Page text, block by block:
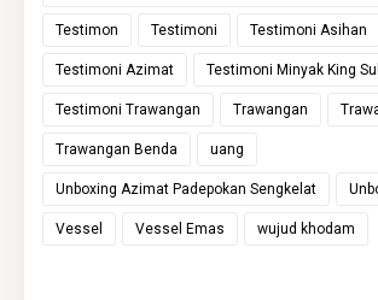
Testimon Testimoni Testimoni Asihan
Testimoni Azimat Testimoni Minyak King
Testimoni Trawangan Trawangan
Trawangan Benda uang
Unboxing Azimat Padepokan Sengkelat
Vessel Vessel Emas wujud khodam